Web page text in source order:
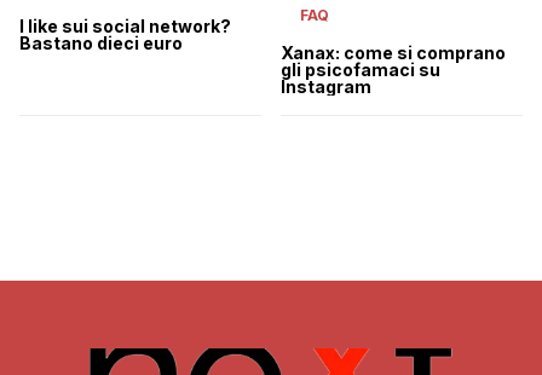
I like sui social network?
Bastano dieci euro
FAQ
Xanax: come si comprano
gli psicofamaci su
Instagram